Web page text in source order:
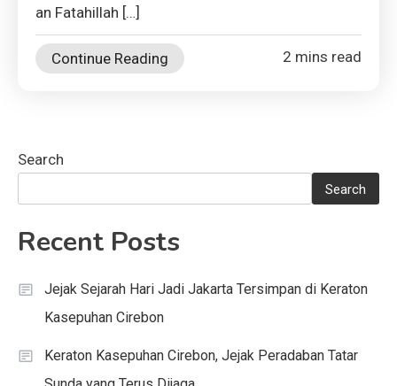
an Fatahillah […]
Continue Reading 2 mins read
Search
Search
Recent Posts
Jejak Sejarah Hari Jadi Jakarta Tersimpan di Keraton
Kasepuhan Cirebon
Keraton Kasepuhan Cirebon, Jejak Peradaban Tatar